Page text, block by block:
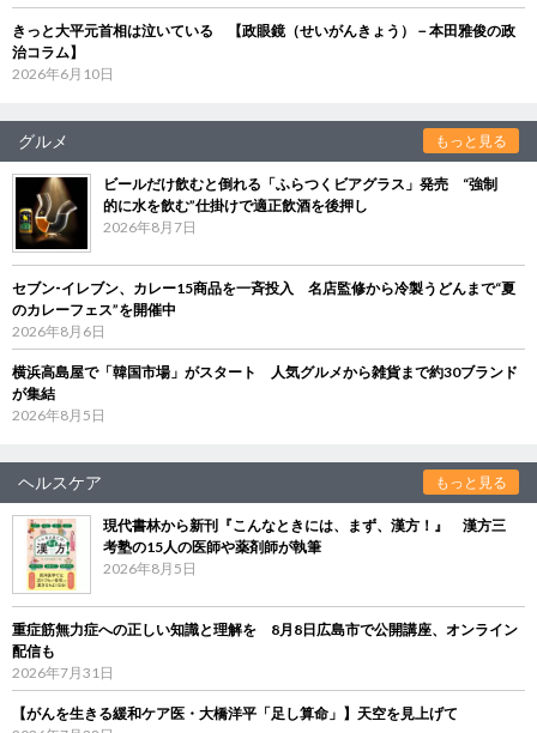
きっと大平元首相は泣いている 【政眼鏡（せいがんきょう）－本田雅俊の政
治コラム】
2026年6月10日
グルメ もっと見る
ビールだけ飲むと倒れる「ふらつくビアグラス」発売 “強制
的に水を飲む”仕掛けで適正飲酒を後押し
2026年8月7日
セブン‐イレブン、カレー15商品を一斉投入 名店監修から冷製うどんまで“夏
のカレーフェス”を開催中
2026年8月6日
横浜高島屋で「韓国市場」がスタート 人気グルメから雑貨まで約30ブランド
が集結
2026年8月5日
ヘルスケア もっと見る
現代書林から新刊『こんなときには、まず、漢方！』 漢方三
考塾の15人の医師や薬剤師が執筆
2026年8月5日
重症筋無力症への正しい知識と理解を 8月8日広島市で公開講座、オンライン
配信も
2026年7月31日
【がんを生きる緩和ケア医・大橋洋平「足し算命」】天空を見上げて